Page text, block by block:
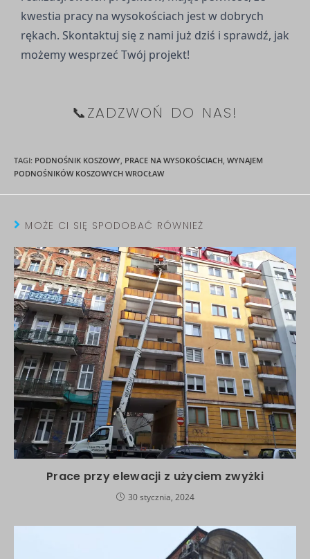
kwestia pracy na wysokościach jest w dobrych
rękach. Skontaktuj się z nami już dziś i sprawdź, jak
możemy wesprzeć Twój projekt!
📞ZADZWOŃ DO NAS!
TAGI: PODNOŚNIK KOSZOWY PRACE NA WYSOKOŚCIACH WYNAJEM
PODNOŚNIKÓW KOSZOWYCH WROCŁAW
MOŻE CI SIĘ SPODOBAĆ RÓWNIEŻ
Prace przy elewacji z użyciem zwyżki
30 stycznia, 2024